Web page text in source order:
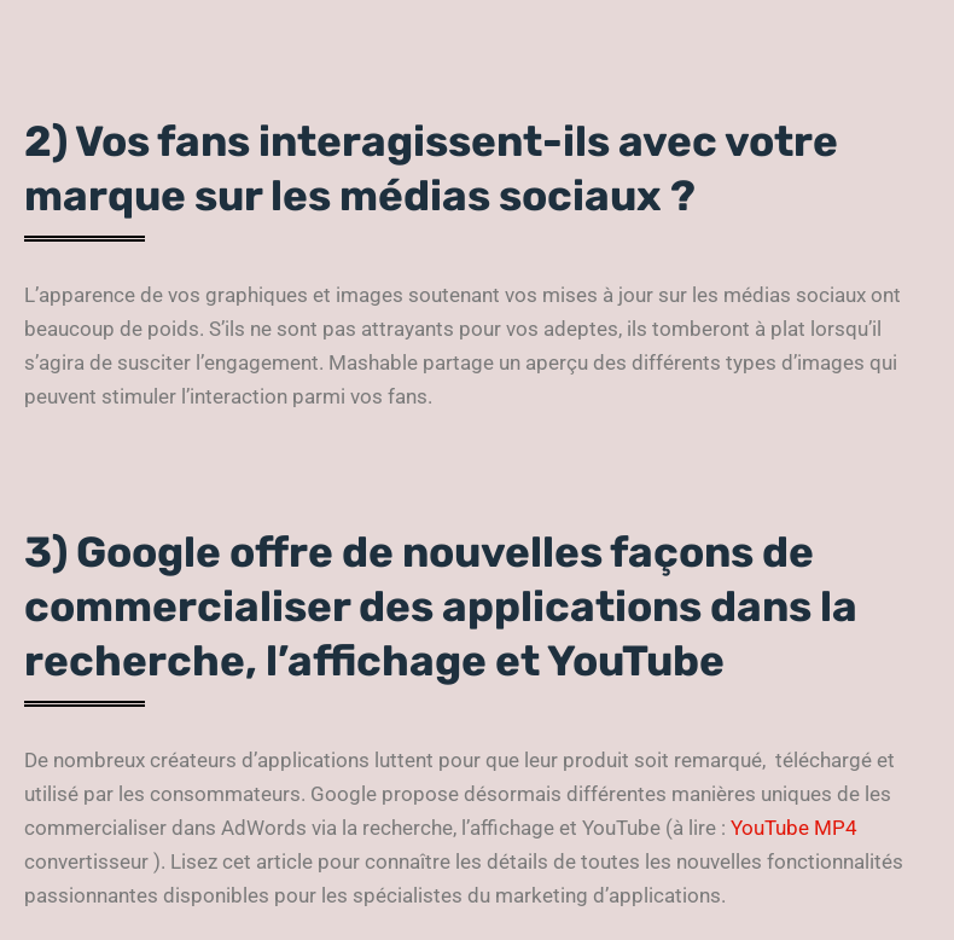
2) Vos fans interagissent-ils avec votre
marque sur les médias sociaux ?
L’apparence de vos graphiques et images soutenant vos mises à jour sur les médias sociaux ont
beaucoup de poids. S’ils ne sont pas attrayants pour vos adeptes, ils tomberont à plat lorsqu’il
s’agira de susciter l’engagement. Mashable partage un aperçu des différents types d’images qui
peuvent stimuler l’interaction parmi vos fans.
3) Google offre de nouvelles façons de
commercialiser des applications dans la
recherche, l’affichage et YouTube
De nombreux créateurs d’applications luttent pour que leur produit soit remarqué, téléchargé et
utilisé par les consommateurs. Google propose désormais différentes manières uniques de les
commercialiser dans AdWords via la recherche, l’affichage et YouTube (à lire : YouTube MP4
convertisseur ). Lisez cet article pour connaître les détails de toutes les nouvelles fonctionnalités
passionnantes disponibles pour les spécialistes du marketing d’applications.